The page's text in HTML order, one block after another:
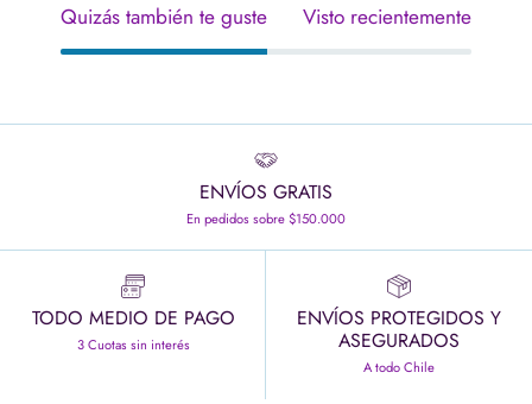
Quizás también te guste Visto recientemente
ENVÍOS GRATIS
En pedidos sobre $150.000
TODO MEDIO DE PAGO
3 Cuotas sin interés
ENVÍOS PROTEGIDOS Y
ASEGURADOS
A todo Chile